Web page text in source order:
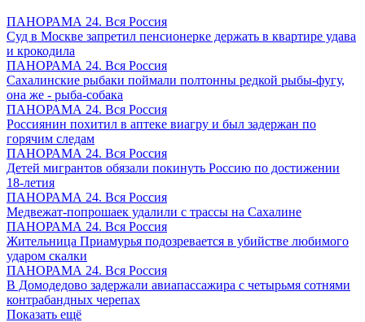
ПАНОРАМА 24. Вся Россия
Суд в Москве запретил пенсионерке держать в квартире удава
и крокодила
ПАНОРАМА 24. Вся Россия
Сахалинские рыбаки поймали полтонны редкой рыбы-фугу,
она же - рыба-собака
ПАНОРАМА 24. Вся Россия
Россиянин похитил в аптеке виагру и был задержан по
горячим следам
ПАНОРАМА 24. Вся Россия
Детей мигрантов обязали покинуть Россию по достижении
18-летия
ПАНОРАМА 24. Вся Россия
Медвежат-попрошаек удалили с трассы на Сахалине
ПАНОРАМА 24. Вся Россия
Жительница Приамурья подозревается в убийстве любимого
ударом скалки
ПАНОРАМА 24. Вся Россия
В Домодедово задержали авиапассажира с четырьмя сотнями
контрабандных черепах
Показать ещё